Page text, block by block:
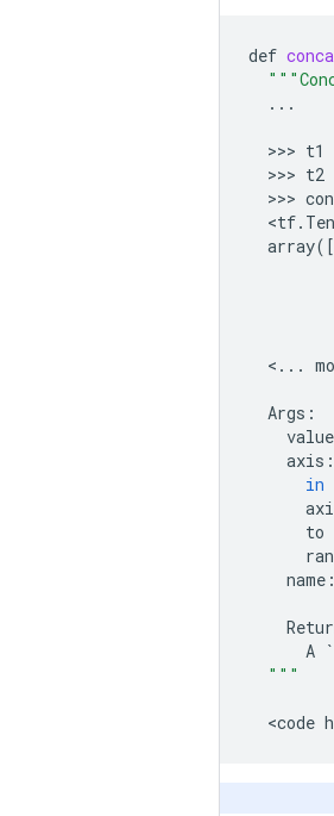
def
...
  >>>
t1
  >>>
t2
  >>>
<tf.
array
< ...
Args :
axis :
in
to
name :
A `
"""
<code